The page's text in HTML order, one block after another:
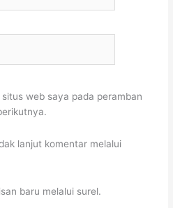
web saya pada peramban
lanjut komentar melalui
baru melalui surel.